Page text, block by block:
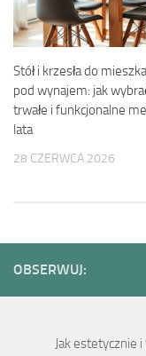
Stół i krzesła do
pod wynajem: jak
trwałe i funkcjonalne
lata
28 CZERWCA 2026
OBSERWUJ:
Jak estetycznie